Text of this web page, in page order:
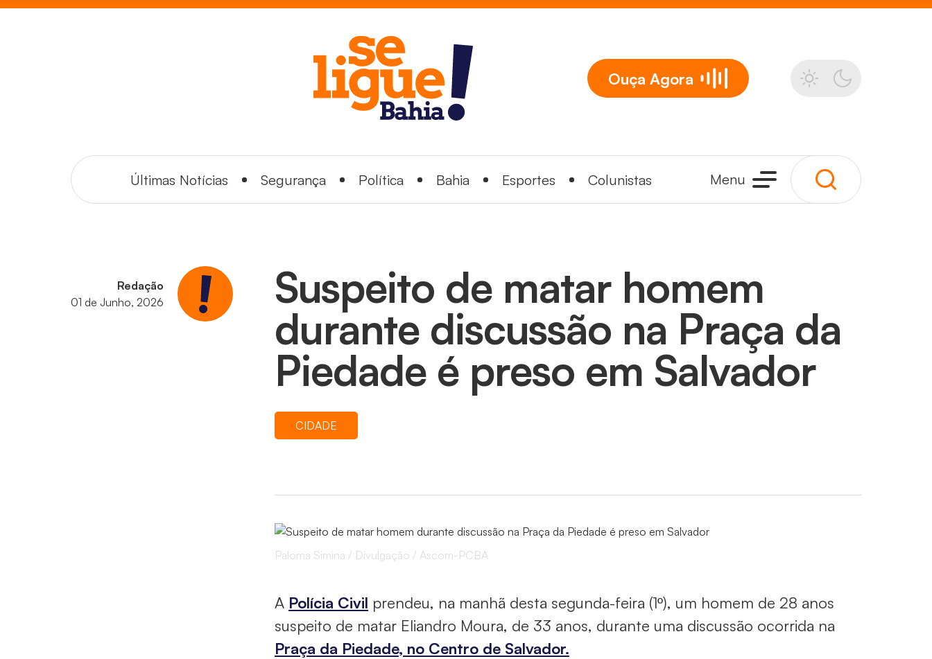
Ouça Agora
Últimas Notícias Segurança Política Bahia Esportes Colunistas Menu
Redação
01 de Junho, 2026
Suspeito de matar homem
durante discussão na Praça da
Piedade é preso em Salvador
CIDADE
Paloma Simina / Divulgação / Ascom-PCBA
A Polícia Civil prendeu, na manhã desta segunda-feira (1º), um homem de 28 anos
suspeito de matar Eliandro Moura, de 33 anos, durante uma discussão ocorrida na
Praça da Piedade, no Centro de Salvador.